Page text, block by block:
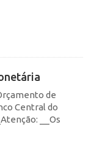
de
Central do
__Os